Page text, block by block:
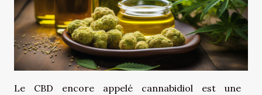
Le CBD encore appelé cannabidiol est une